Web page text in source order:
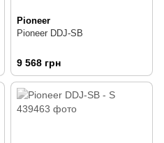
Pioneer
Pioneer DDJ-SB
9 568 грн